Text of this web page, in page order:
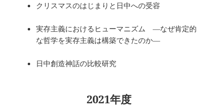
クリスマスのはじまりと日中への受容
実存主義におけるヒューマニズム ―なぜ肯定的
な哲学を実存主義は構築できたのか―
日中創造神話の比較研究
2021年度